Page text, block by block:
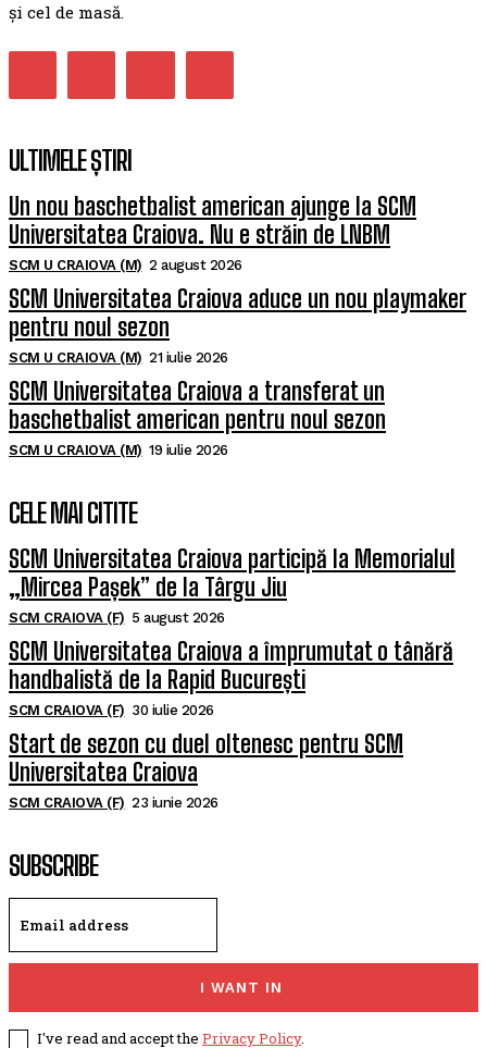
și cel de masă.
ULTIMELE ȘTIRI
Un nou baschetbalist american ajunge la SCM
Universitatea Craiova. Nu e străin de LNBM
SCM U CRAIOVA (M) 2 august 2026
SCM Universitatea Craiova aduce un nou playmaker
pentru noul sezon
SCM U CRAIOVA (M) 21 iulie 2026
SCM Universitatea Craiova a transferat un
baschetbalist american pentru noul sezon
SCM U CRAIOVA (M) 19 iulie 2026
CELE MAI CITITE
SCM Universitatea Craiova participă la Memorialul
„Mircea Pașek” de la Târgu Jiu
SCM CRAIOVA (F) 5 august 2026
SCM Universitatea Craiova a împrumutat o tânără
handbalistă de la Rapid București
SCM CRAIOVA (F) 30 iulie 2026
Start de sezon cu duel oltenesc pentru SCM
Universitatea Craiova
SCM CRAIOVA (F) 23 iunie 2026
SUBSCRIBE
I WANT IN
I've read and accept the Privacy Policy.